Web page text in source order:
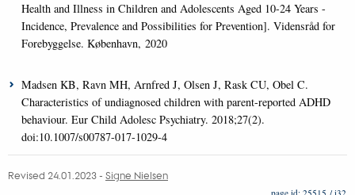
Health and Illness in Children and Adolescents Aged 10-24 Years -
Incidence, Prevalence and Possibilities for Prevention]. Vidensråd for
Forebyggelse. København, 2020
Madsen KB, Ravn MH, Arnfred J, Olsen J, Rask CU, Obel C.
Characteristics of undiagnosed children with parent-reported ADHD
behaviour. Eur Child Adolesc Psychiatry. 2018;27(2).
doi:10.1007/s00787-017-1029-4
Revised 24.01.2023- Signe Nielsen